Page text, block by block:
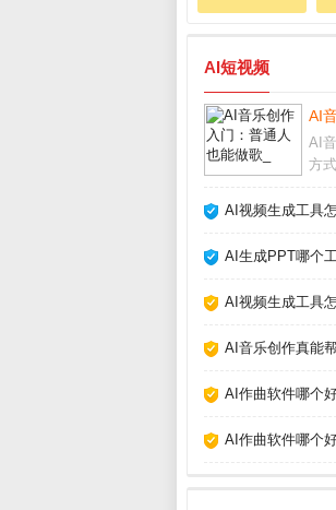
AI短视频
AI
AI
方
不
让
AI视频生成工具
AI生成PPT哪个
AI视频生成工具
AI音乐创作真能
AI作曲软件哪个
AI作曲软件哪个